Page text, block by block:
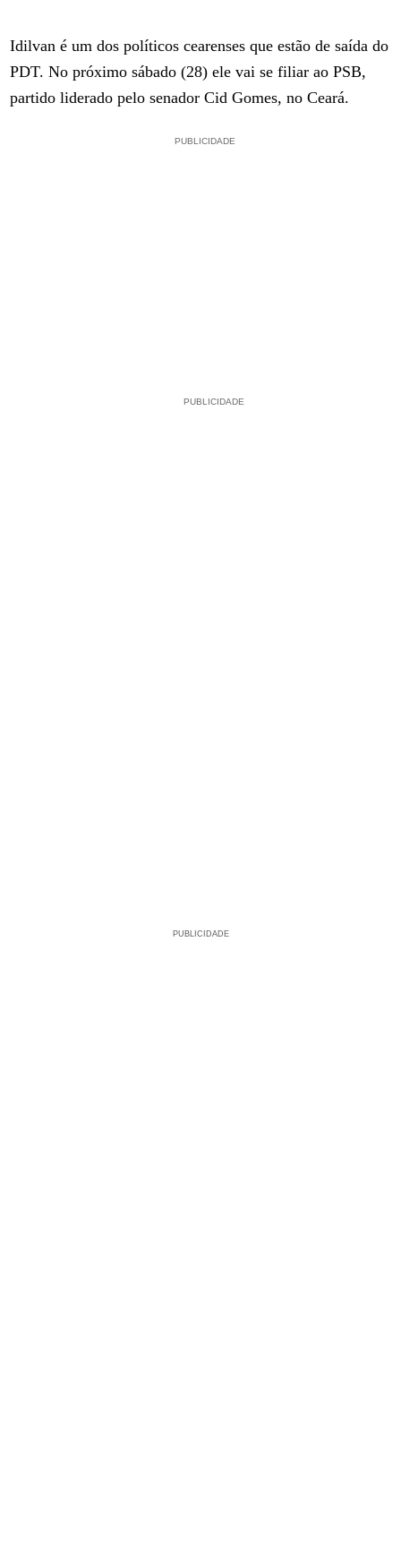
Idilvan é um dos políticos cearenses que estão de saída do
PDT. No próximo sábado (28) ele vai se filiar ao PSB,
partido liderado pelo senador Cid Gomes, no Ceará.
PUBLICIDADE
PUBLICIDADE
PUBLICIDADE